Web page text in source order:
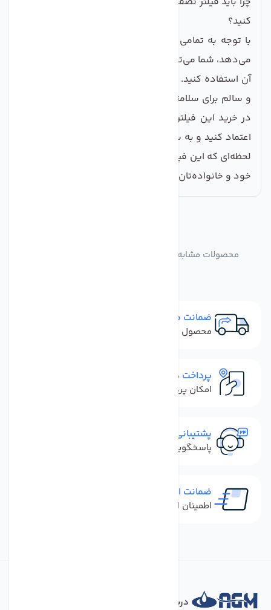
کنید؟
با توجه به تمامی ویژگی‌ها و مزایایی که این فیلتر ارائه
می‌دهد، شما می‌توانید با اطمینان کامل از کیفیت و کارایی
آن استفاده کنید. به یاد داشته باشید که داشتن آب تمیز
و سالم برای سلامتی خانواده‌تان امر ی بسیار حیاتی است.
در خرید این فیلتر می‌توانید به
اعتماد کنید و به سلامت آب خود اهمیت ویژه‌ای دهید. از
لحظه‌ای که این فیلتر را انتخاب کردید، به کیفیت و سلامتی
خود و خانواده‌تان توجه ویژه‌ای خواهید داشت.
محصولات مشابه فیلتر تصفیه آب شن گیر جامبو 20 اینچ
ضمانت مرجوعی
محصول نباید آسیب دیده باشد
پرداخت در محل
امکان پرداخت کل فاکتور در محل
پشتیبانی سریع
پاسخگویی سریع به تماس‌ها و پیام‌ها
ضمانت اصل بودن کالا
اطمینان از خرید کالای اورجینال
درباره فروشگاه